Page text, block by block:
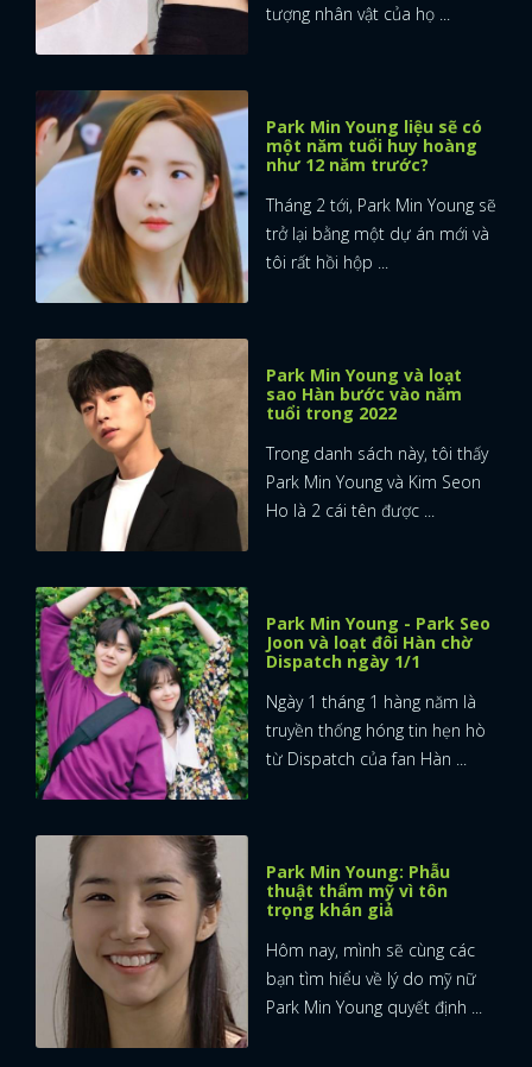
tượng nhân vật của họ ...
Park Min Young liệu sẽ có
một năm tuổi huy hoàng
như 12 năm trước?
Tháng 2 tới, Park Min Young sẽ
trở lại bằng một dự án mới và
tôi rất hồi hộp ...
Park Min Young và loạt
sao Hàn bước vào năm
tuổi trong 2022
Trong danh sách này, tôi thấy
Park Min Young và Kim Seon
Ho là 2 cái tên được ...
Park Min Young - Park Seo
Joon và loạt đôi Hàn chờ
Dispatch ngày 1/1
Ngày 1 tháng 1 hàng năm là
truyền thống hóng tin hẹn hò
từ Dispatch của fan Hàn ...
Park Min Young: Phẫu
thuật thẩm mỹ vì tôn
trọng khán giả
Hôm nay, mình sẽ cùng các
bạn tìm hiểu về lý do mỹ nữ
Park Min Young quyết định ...